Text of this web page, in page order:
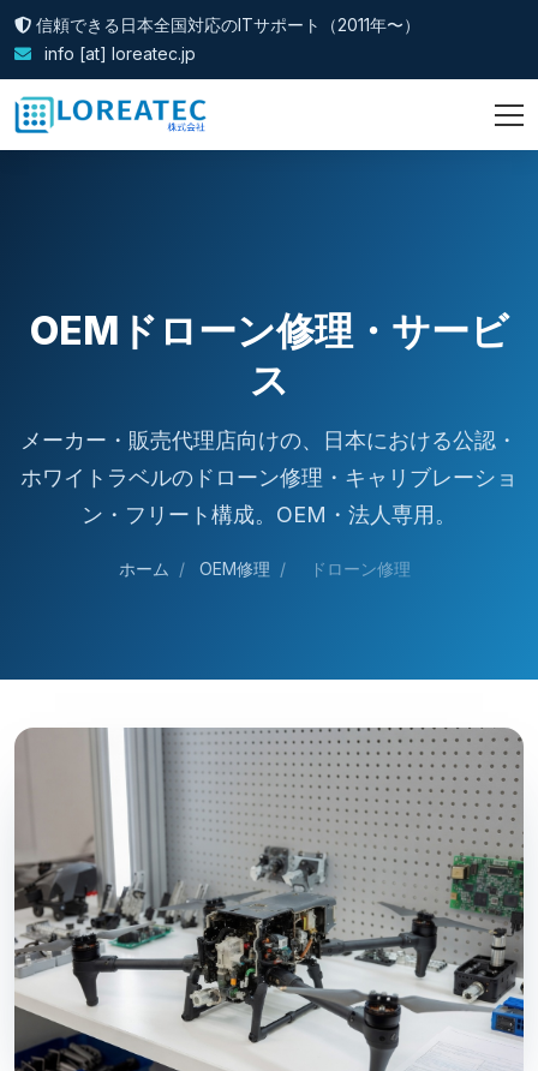
信頼できる日本全国対応のITサポート（2011年〜）
info [at] loreatec.jp
OEMドローン修理・サービ
ス
メーカー・販売代理店向けの、日本における公認・
ホワイトラベルのドローン修理・キャリブレーショ
ン・フリート構成。OEM・法人専用。
ホーム / OEM修理 / ドローン修理